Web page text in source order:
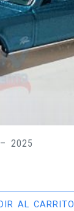
2025
AL CARRITO